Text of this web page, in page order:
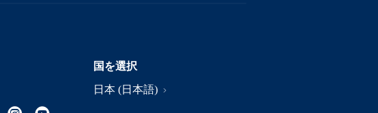
国を選択
日本 (日本語)